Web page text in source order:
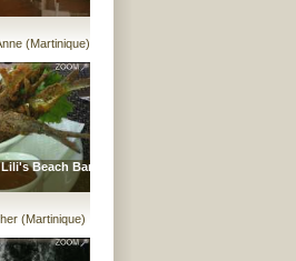
(Martinique)
Beach Bar
(Martinique)